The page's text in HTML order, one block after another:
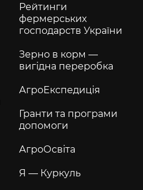
Рейтинги
фермерських
господарств України
Зерно в корм —
вигідна переробка
АгроЕкспедиція
Гранти та програми
допомоги
АгроОсвіта
Я — Куркуль